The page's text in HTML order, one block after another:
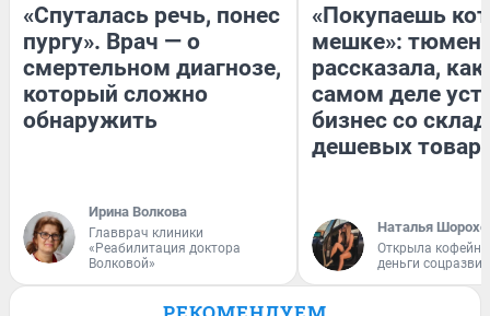
«Спуталась речь, понес
пургу». Врач — о
смертельном диагнозе,
который сложно
обнаружить
Ирина Волкова
Главврач клиники
«Реабилитация доктора
Волковой»
«Покупаешь
мешке»:
рассказала, как
самом деле
бизнес со
дешевых
Наталья
Открыла
деньги